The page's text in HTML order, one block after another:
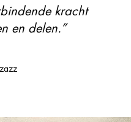
kracht
en delen.”